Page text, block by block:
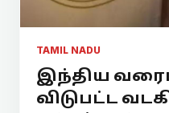
TAMIL NADU
இந்திய
விடுபட்ட